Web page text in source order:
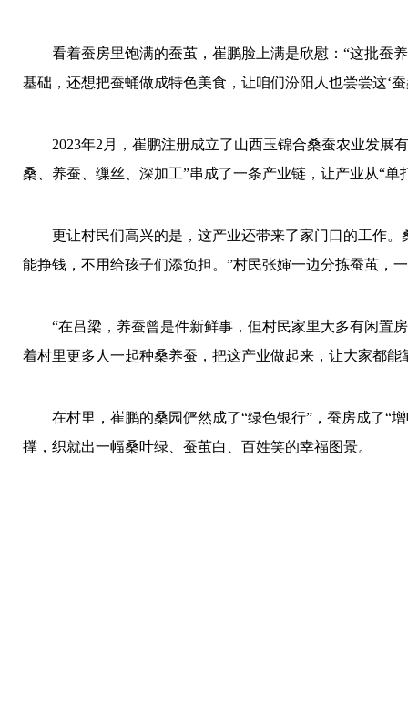
看着蚕房里饱满的蚕茧，崔鹏脸上满是欣慰：“这批蚕
基础，还想把蚕蛹做成特色美食，让咱们汾阳人也尝尝这‘蚕
2023年2月，崔鹏注册成立了山西玉锦合桑蚕农业发展
桑、养蚕、缫丝、深加工”串成了一条产业链，让产业从“单
更让村民们高兴的是，这产业还带来了家门口的工作
能挣钱，不用给孩子们添负担。”村民张婶一边分拣蚕茧，
“在吕梁，养蚕曾是件新鲜事，但村民家里大多有闲置
着村里更多人一起种桑养蚕，把这产业做起来，让大家都能
在村里，崔鹏的桑园俨然成了“绿色银行”，蚕房成了“
撑，织就出一幅桑叶绿、蚕茧白、百姓笑的幸福图景。